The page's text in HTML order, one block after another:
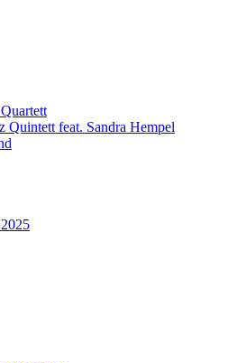
Quintett feat. Sandra Hempel